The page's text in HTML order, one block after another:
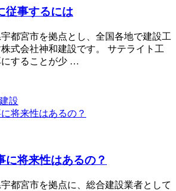
従事するには
都宮市を拠点とし、全国各地で建設工
式会社神和建設です。 サテライト工
することが少 …
設
に将来性はあるの？
都宮市を拠点に、総合建設業者として